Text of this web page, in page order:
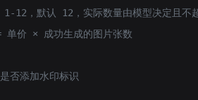
12，默认 12，实际数量由模型决定且不
价 × 成功生成的图片张数
否添加水印标识